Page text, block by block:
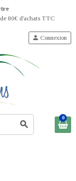
80€ d'achats TTC
search
person Connexion
0